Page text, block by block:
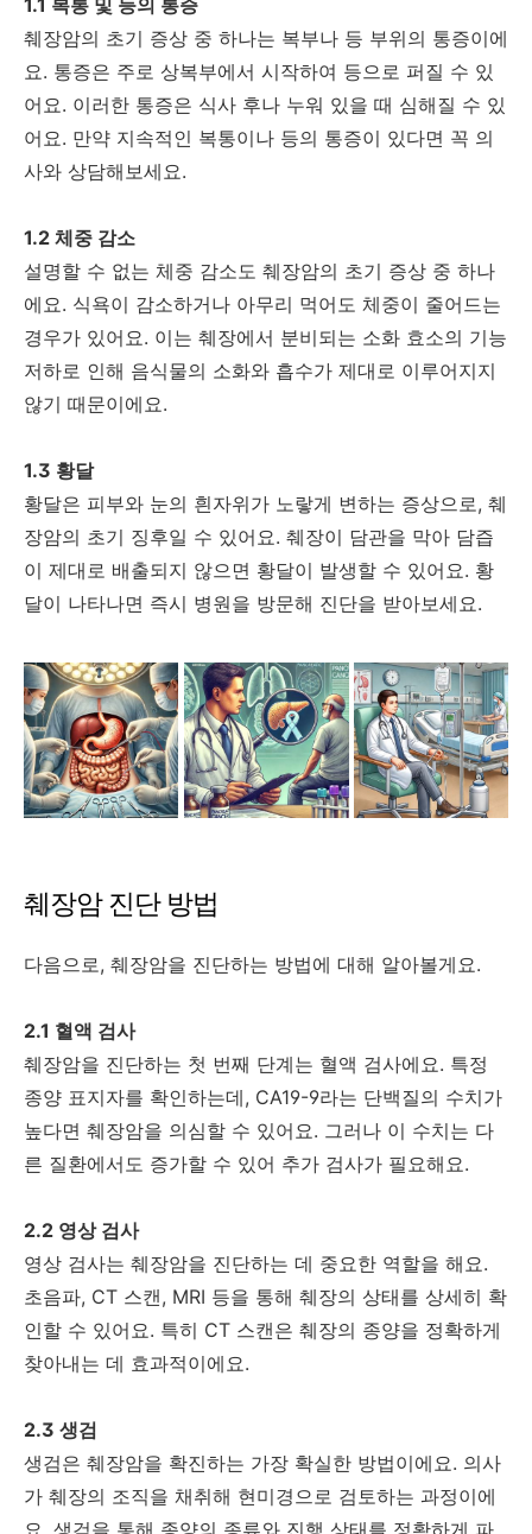
췌장암의 초기 증상 중 하나는 복부나 등 부위의 통증이에
요. 통증은 주로 상복부에서 시작하여 등으로 퍼질 수 있
어요. 이러한 통증은 식사 후나 누워 있을 때 심해질 수 있
어요. 만약 지속적인 복통이나 등의 통증이 있다면 꼭 의
사와 상담해보세요.
1.2 체중 감소
설명할 수 없는 체중 감소도 췌장암의 초기 증상 중 하나
에요. 식욕이 감소하거나 아무리 먹어도 체중이 줄어드는
경우가 있어요. 이는 췌장에서 분비되는 소화 효소의 기능
저하로 인해 음식물의 소화와 흡수가 제대로 이루어지지
않기 때문이에요.
1.3 황달
황달은 피부와 눈의 흰자위가 노랗게 변하는 증상으로, 췌
장암의 초기 징후일 수 있어요. 췌장이 담관을 막아 담즙
이 제대로 배출되지 않으면 황달이 발생할 수 있어요. 황
달이 나타나면 즉시 병원을 방문해 진단을 받아보세요.
췌장암 진단 방법
다음으로, 췌장암을 진단하는 방법에 대해 알아볼게요.
2.1 혈액 검사
췌장암을 진단하는 첫 번째 단계는 혈액 검사에요. 특정
종양 표지자를 확인하는데, CA19-9라는 단백질의 수치가
높다면 췌장암을 의심할 수 있어요. 그러나 이 수치는 다
른 질환에서도 증가할 수 있어 추가 검사가 필요해요.
2.2 영상 검사
영상 검사는 췌장암을 진단하는 데 중요한 역할을 해요.
초음파, CT 스캔, MRI 등을 통해 췌장의 상태를 상세히 확
인할 수 있어요. 특히 CT 스캔은 췌장의 종양을 정확하게
찾아내는 데 효과적이에요.
2.3 생검
생검은 췌장암을 확진하는 가장 확실한 방법이에요. 의사
가 췌장의 조직을 채취해 현미경으로 검토하는 과정이에
요. 생검을 통해 종양의 종류와 진행 상태를 정확하게 파